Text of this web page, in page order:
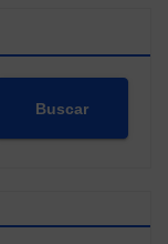
Buscar